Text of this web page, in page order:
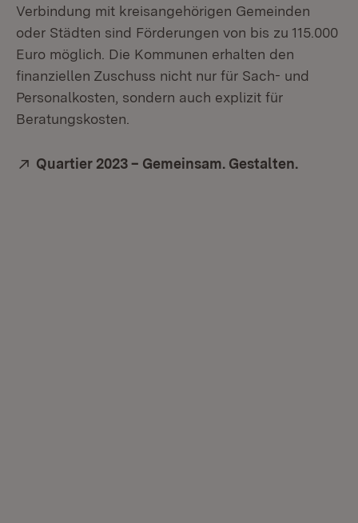
Verbindung mit kreisangehörigen Gemeinden
oder Städten sind Förderungen von bis zu 115.000
Euro möglich. Die Kommunen erhalten den
finanziellen Zuschuss nicht nur für Sach- und
Personalkosten, sondern auch explizit für
Beratungskosten.
Extern:
Quartier 2023 – Gemeinsam. Gestalten.